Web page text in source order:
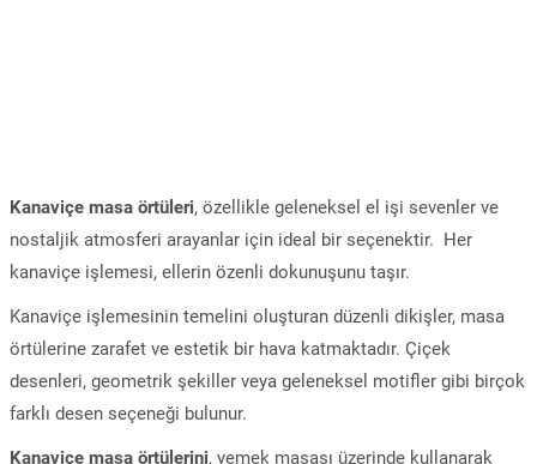
Kanaviçe masa örtüleri, özellikle geleneksel el işi sevenler ve
nostaljik atmosferi arayanlar için ideal bir seçenektir. Her
kanaviçe işlemesi, ellerin özenli dokunuşunu taşır.
Kanaviçe işlemesinin temelini oluşturan düzenli dikişler, masa
örtülerine zarafet ve estetik bir hava katmaktadır. Çiçek
desenleri, geometrik şekiller veya geleneksel motifler gibi birçok
farklı desen seçeneği bulunur.
Kanaviçe masa örtülerini, yemek masası üzerinde kullanarak